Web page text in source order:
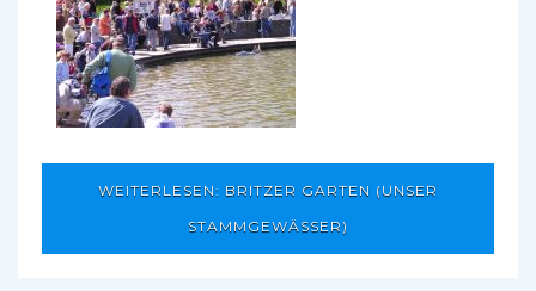
WEITERLESEN: BRITZER GARTEN (UNSER
STAMMGEWÄSSER)